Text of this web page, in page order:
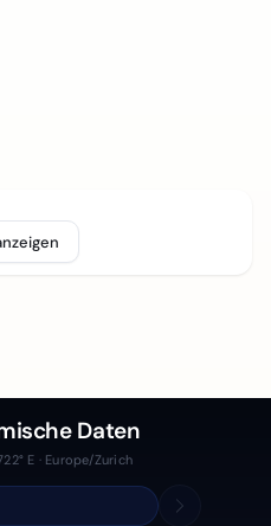
Daten
E · Europe/Zurich